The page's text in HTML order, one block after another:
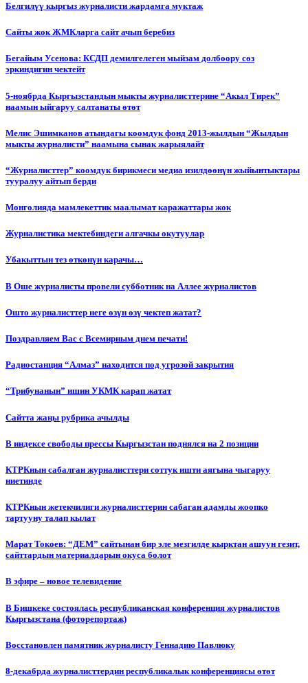
Белгилүү кыргыз журналисти жардамга муктаж
Сайты жок ЖМКларга сайт ачып беребиз
Бегайым Усенова: КСДП демилгелеген мыйзам долбоору сөз
эркиндигин чектейт
5-ноябрда Кыргызстандын мыкты журналисттерине “Акыл Тирек”
наамын ыйгаруу салтанаты өтөт
Мелис Эшимканов атындагы коомдук фонд 2013-жылдын “Жылдын
мыкты журналисти” наамына сынак жарыялайт
“Журналисттер” коомдук бирикмеси медиа изилдөөнүн жыйынтыктары
тууралуу айтып берди
Монголияда мамлекеттик маалымат каражаттары жок
Журналистика мектебиндеги алгачкы окутуулар
Убакыттын тез өткөнүн карачы…
В Оше журналисты провели субботник на Аллее журналистов
Ошто журналисттер неге өзүн өзү чектеп жатат?
Поздравляем Вас с Всемирным днем печати!
Радиостанция “Алмаз” находится под угрозой закрытия
“Трибунанын” ишин УКМК карап жатат
Сайтта жаңы рубрика ачылды
В индексе свободы прессы Кыргызстан поднялся на 2 позиции
КТРКнын сабалган журналисттери соттук ишти аягына чыгаруу
ниетинде
КТРКнын жетекчилиги журналисттерин сабаган адамды жоопко
тартууну талап кылат
Марат Токоев: “ДЕМ” сайтынан бир эле мезгилде кырктан ашуун гезит,
сайттардын материалдарын окуса болот
В эфире – новое телевидение
В Бишкеке состоялась республиканская конференция журналистов
Кыргызстана (фоторепортаж)
Восстановлен памятник журналисту Геннадию Павлюку
8-декабрда журналисттердин республикалык конференциясы өтөт